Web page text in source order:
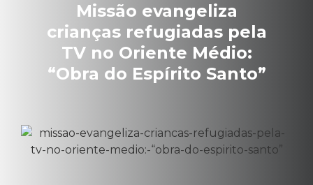
Missão evangeliza
crianças refugiadas pela
TV no Oriente Médio:
“Obra do Espírito Santo”